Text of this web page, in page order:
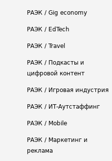
РАЭК / Gig economy
РАЭК / EdTech
РАЭК / Travel
РАЭК / Подкасты и
цифровой контент
РАЭК / Игровая индустрия
РАЭК / ИТ-Аутстаффинг
РАЭК / Mobile
РАЭК / Маркетинг и
реклама